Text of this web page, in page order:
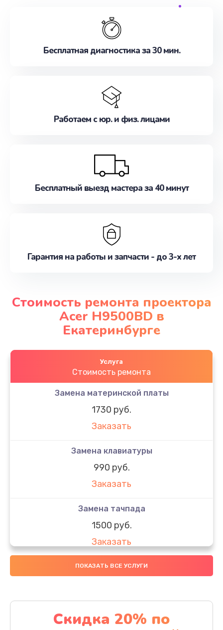
обслуживание, удовлетворяя их потребности
наилучшим образом. Не медлите записаться на
Бесплатная диагностика за 30 мин.
Работаем с юр. и физ. лицами
Бесплатный выезд мастера за 40 минут
Гарантия на работы и запчасти - до 3-х лет
Стоимость ремонта проектора
Acer H9500BD в
Екатеринбурге
Услуга
Стоимость ремонта
Замена материнской платы
1730 руб.
Заказать
Замена клавиатуры
990 руб.
Заказать
Замена тачпада
1500 руб.
Заказать
Замена южного моста
Заказать
Чистка от пыли
ПОКАЗАТЬ ВСЕ УСЛУГИ
Скидка 20% по